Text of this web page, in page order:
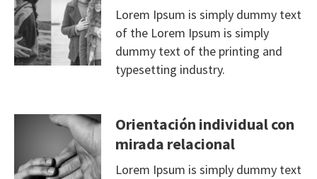
Lorem Ipsum is simply dummy text
of the Lorem Ipsum is simply
dummy text of the printing and
typesetting industry.
Orientación individual con
mirada relacional
Lorem Ipsum is simply dummy text